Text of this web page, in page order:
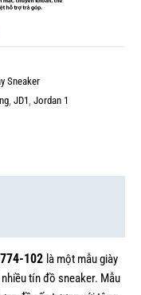
Sneaker
JD1 Jordan 1
102 là một mẫu giày
tín đồ sneaker. Mẫu